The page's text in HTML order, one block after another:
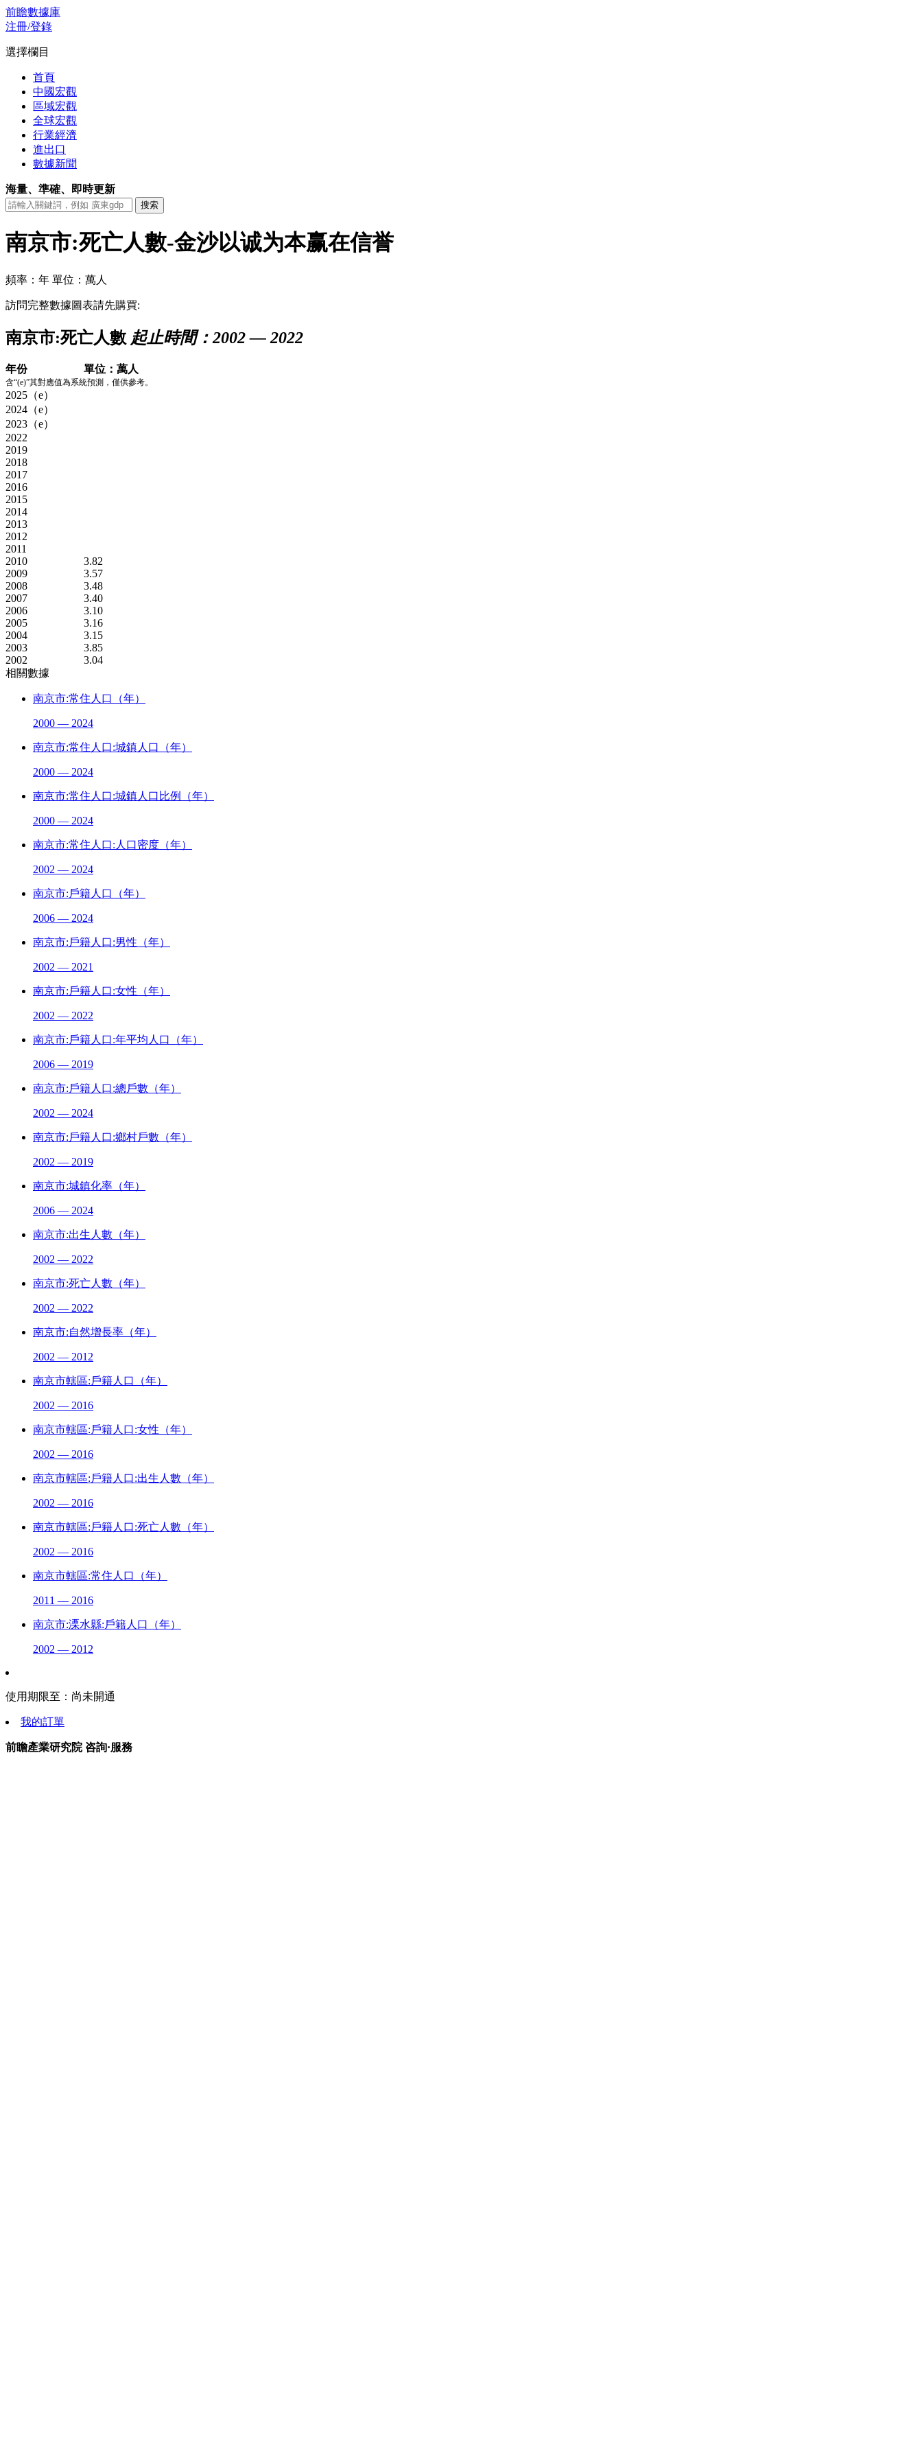
前瞻數據庫
注冊/登錄
選擇欄目
首頁
中國宏觀
區域宏觀
全球宏觀
行業經濟
進出口
數據新聞
海量、準確、即時更新
南京市:死亡人數-金沙以诚为本赢在信誉
頻率：年 單位：萬人
訪問完整數據圖表請先購買:
南京市:死亡人數 起止時間：2002 — 2022
年份 單位：萬人
含“(e)”其對應值為系統預測，僅供參考。
2025（e）
2024（e）
2023（e）
2022
2019
2018
2017
2016
2015
2014
2013
2012
2011
2010
3.82
2009
3.57
2008
3.48
2007
3.40
2006
3.10
2005
3.16
2004
3.15
2003
3.85
2002
3.04
相關數據
南京市:常住人口（年）
2000 — 2024
南京市:常住人口:城鎮人口（年）
2000 — 2024
南京市:常住人口:城鎮人口比例（年）
2000 — 2024
南京市:常住人口:人口密度（年）
2002 — 2024
南京市:戶籍人口（年）
2006 — 2024
南京市:戶籍人口:男性（年）
2002 — 2021
南京市:戶籍人口:女性（年）
2002 — 2022
南京市:戶籍人口:年平均人口（年）
2006 — 2019
南京市:戶籍人口:總戶數（年）
2002 — 2024
南京市:戶籍人口:鄉村戶數（年）
2002 — 2019
南京市:城鎮化率（年）
2006 — 2024
南京市:出生人數（年）
2002 — 2022
南京市:死亡人數（年）
2002 — 2022
南京市:自然增長率（年）
2002 — 2012
南京市轄區:戶籍人口（年）
2002 — 2016
南京市轄區:戶籍人口:女性（年）
2002 — 2016
南京市轄區:戶籍人口:出生人數（年）
2002 — 2016
南京市轄區:戶籍人口:死亡人數（年）
2002 — 2016
南京市轄區:常住人口（年）
2011 — 2016
南京市:溧水縣:戶籍人口（年）
2002 — 2012
使用期限至： 尚未開通
我的訂單
前瞻產業研究院 咨詢·服務